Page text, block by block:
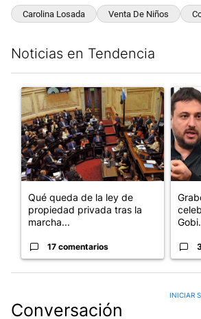
Carolina Losada Venta De Niños
Noticias en Tendencia
Un artículo de tendencia con el título
Qué queda de la ley de
propiedad privada tras la
marcha...
17 comentarios
Un
Conversación
INICIAR